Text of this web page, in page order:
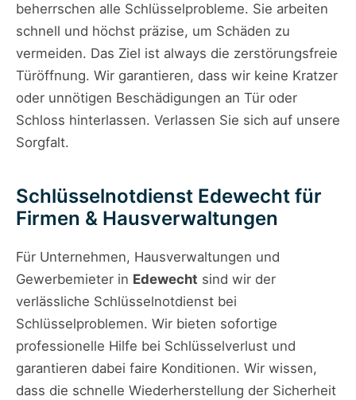
beherrschen alle Schlüsselprobleme. Sie arbeiten
schnell und höchst präzise, um Schäden zu
vermeiden. Das Ziel ist always die zerstörungsfreie
Türöffnung. Wir garantieren, dass wir keine Kratzer
oder unnötigen Beschädigungen an Tür oder
Schloss hinterlassen. Verlassen Sie sich auf unsere
Sorgfalt.
Schlüsselnotdienst Edewecht für
Firmen & Hausverwaltungen
Für Unternehmen, Hausverwaltungen und
Gewerbemieter in Edewecht sind wir der
verlässliche Schlüsselnotdienst bei
Schlüsselproblemen. Wir bieten sofortige
professionelle Hilfe bei Schlüsselverlust und
garantieren dabei faire Konditionen. Wir wissen,
dass die schnelle Wiederherstellung der Sicherheit